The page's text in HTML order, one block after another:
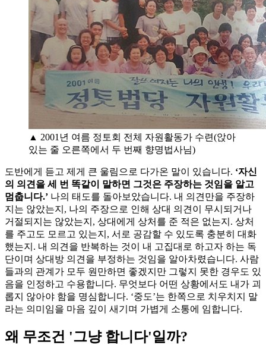
▲ 2001년 여름 정토회 전체 자원활동가 수련(앉아
있는 줄 오른쪽에서 두 번째 향명법사님)
도반에게 듣고 제게 큰 울림으로 다가온 말이 있습니다. ‘자신
의 의견을 세 번 똑같이 말하면 그것은 주장하는 것임을 알고
멈춥니다.’ 나의 태도를 돌아보았습니다. 내 의견만을 주장하
지는 않았는지, 나의 주장으로 인해 상대 의견이 무시되거나
거절되지는 않았는지, 상대에게 상처를 준 적은 없는지. 상처
를 주고도 모르고 있는지, 서로 공감할 수 있도록 충분히 대화
했는지. 내 의견을 반복하는 것이 내 고집대로 하고자 하는 독
단이며 상대방 의견을 부정하는 것임을 알아차렸습니다. 사람
들과의 관계가 모두 원만하면 좋겠지만 그렇지 못한 경우도 있
음을 인정하고 수용합니다. 무엇보다 어떤 상황에서도 내가 괴
롭지 않아야 함을 명심합니다. ‘중도’는 한쪽으로 치우치지 말
라는 의미임을 마음 깊이 새기며 가볍게 소통에 임합니다.
왜 무조건 '그냥 합니다'일까?